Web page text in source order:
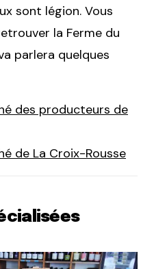
sont légion. Vous
la Ferme du
parlera quelques
des producteurs de
de La Croix-Rousse